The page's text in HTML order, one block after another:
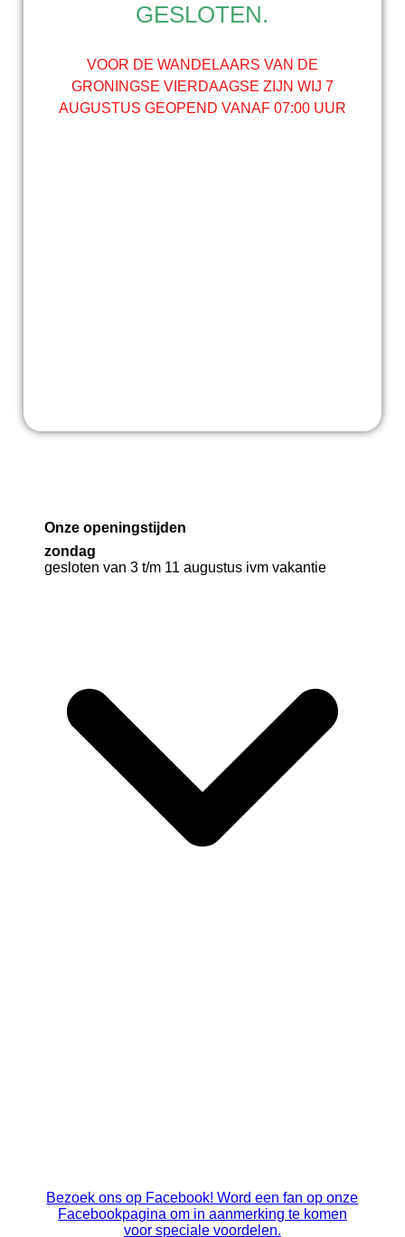
GESLOTEN.
VOOR DE WANDELAARS VAN DE
GRONINGSE VIERDAAGSE ZIJN WIJ 7
AUGUSTUS GEOPEND VANAF 07:00 UUR
Onze openingstijden
zondag
gesloten van 3 t/m 11 augustus ivm vakantie
Bezoek ons op Facebook! Word een fan op onze
Facebookpagina om in aanmerking te komen
voor speciale voordelen.